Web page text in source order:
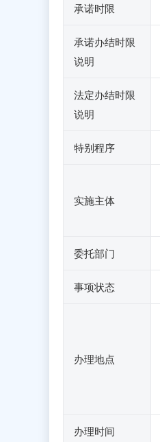
承诺时限
承诺办结时限
说明
法定办结时限
说明
特别程序
实施主体
委托部门
事项状态
办理地点
办理时间